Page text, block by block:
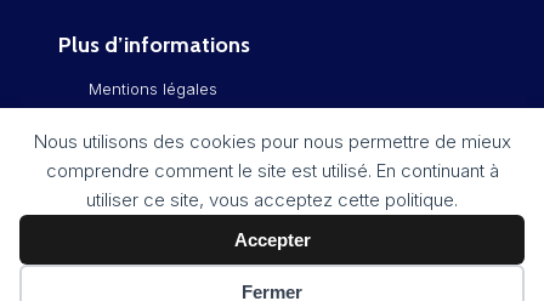
Nous utilisons des cookies pour nous permettre de mieux
comprendre comment le site est utilisé. En continuant à
utiliser ce site, vous acceptez cette politique.
Accepter
Fermer
Plus d’informations
Mentions légales
Politique de confidentialité
Flux RSS
Plan du site
Réalisation :Imagospirit